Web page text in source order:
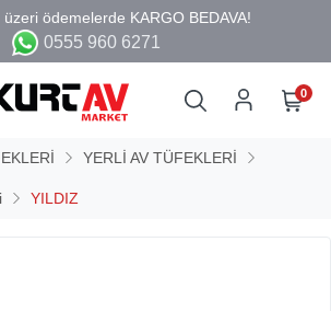
0555 960 6271
0
YERLİ AV TÜFEKLERİ
YILDIZ